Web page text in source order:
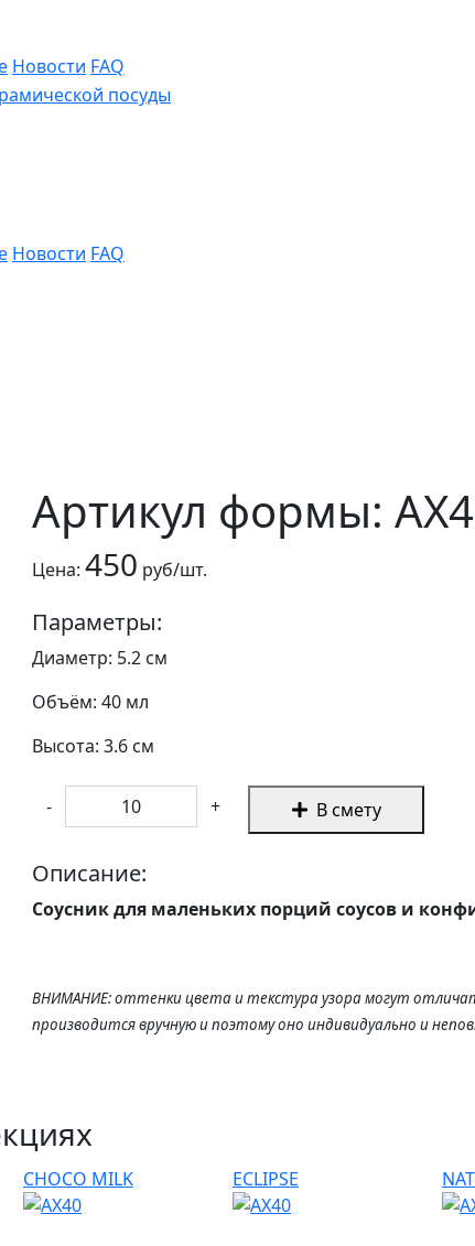
Новости FAQ
Новости FAQ
Артикул формы:
Цена: 450 руб/шт.
Параметры:
Диаметр: 5.2 см
Объём: 40 мл
Высота: 3.6 см
- + В смету
Описание:
Соусник для маленьких порций соусов и
ВНИМАНИЕ: оттенки цвета и текстура узора могут
производится вручную и поэтому оно индивидуально и
CHOCO MILK ECLIPSE